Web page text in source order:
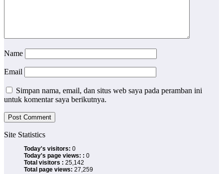
Name
Email
Simpan nama, email, dan situs web saya pada peramban ini
untuk komentar saya berikutnya.
Site Statistics
Today's visitors: 0
Today's page views: : 0
Total visitors : 25,142
Total page views: 27,259